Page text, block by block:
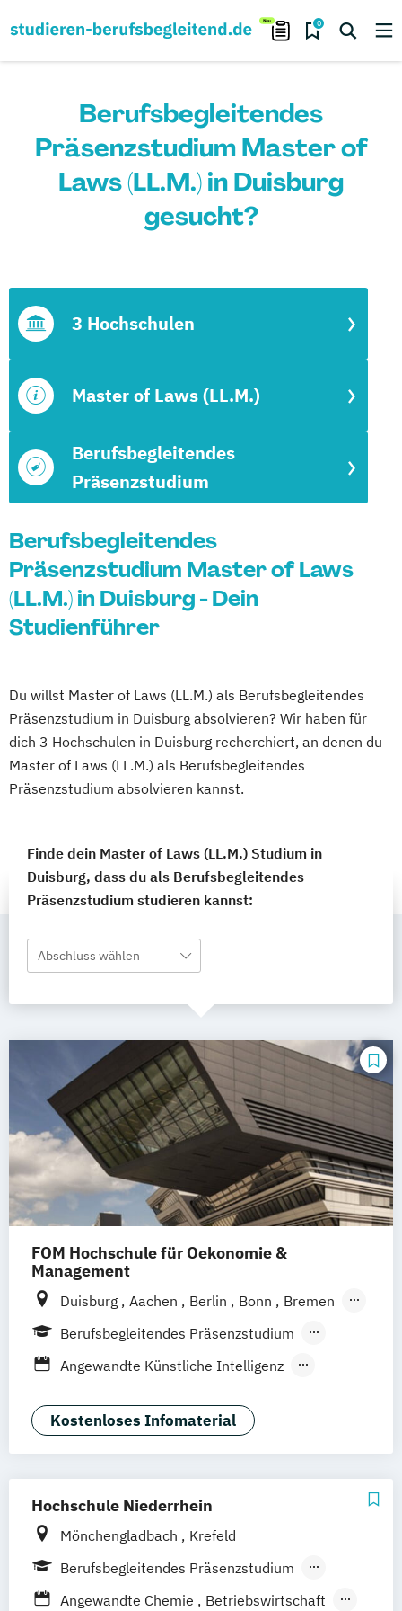
0
Berufsbegleitendes
Präsenzstudium Master of
Laws (LL.M.) in Duisburg
gesucht?
Berufsbegleitendes
Präsenzstudium
Master of Laws (LL.M.)
3 Hochschulen
Berufsbegleitendes
Präsenzstudium Master of Laws
(LL.M.) in Duisburg - Dein
Studienführer
Du willst Master of Laws (LL.M.) als Berufsbegleitendes
Präsenzstudium in Duisburg absolvieren? Wir haben für
dich 3 Hochschulen in Duisburg recherchiert, an denen du
Master of Laws (LL.M.) als Berufsbegleitendes
Präsenzstudium absolvieren kannst.
Finde dein Master of Laws (LL.M.) Studium in
Duisburg, dass du als Berufsbegleitendes
Präsenzstudium studieren kannst:
Abschluss wählen
FOM Hochschule für Oekonomie &
Management
Duisburg Aachen Berlin Bonn
Bremen
Dortmund Düsseldorf
Essen
Köln Mannheim München Münster
Neuss Nürnberg Siegen Stuttgart
Wesel Wuppertal Augsburg
Leipzig Gütersloh Hagen Karlsruhe
Saarbrücken Mainz Arnsberg
Digitales Live Studium (DLS)
Berufsbegleitendes Präsenzstudium
Blended Learning
Angewandte Künstliche Intelligenz
Organisations- und Personalpsychologie
Arbeitsrecht für die Unternehmenspraxis
Business Consulting & Digital Management
Coaching Beratung & Change
Cyber Security
Kostenloses Infomaterial
Hochschule Niederrhein
Mönchengladbach
Krefeld
Berufsbegleitendes Präsenzstudium
Fernstudium
Angewandte Chemie
Betriebswirtschaft